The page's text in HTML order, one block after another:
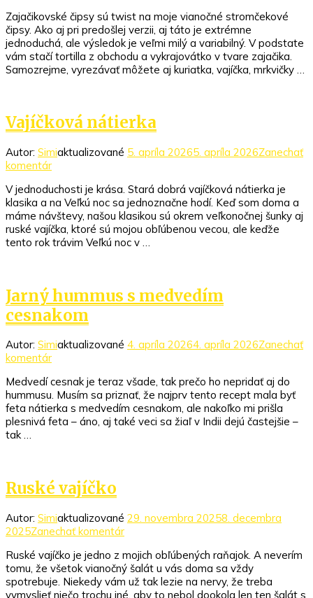
Zajačikovské
veľkonočné
čipsy
Zajačikovské čipsy sú twist na moje vianočné stromčekové
čipsy. Ako aj pri predošlej verzii, aj táto je extrémne
jednoduchá, ale výsledok je veľmi milý a variabilný. V podstate
vám stačí tortilla z obchodu a vykrajovátko v tvare zajačika.
Samozrejme, vyrezávať môžete aj kuriatka, vajíčka, mrkvičky …
Vajíčková nátierka
Autor: Simiaktualizované 5. apríla 20265. apríla 2026Zanechať
komentárk
Vajíčková
nátierka
V jednoduchosti je krása. Stará dobrá vajíčková nátierka je
klasika a na Veľkú noc sa jednoznačne hodí. Keď som doma a
máme návštevy, našou klasikou sú okrem veľkonočnej šunky aj
ruské vajíčka, ktoré sú mojou obľúbenou vecou, ale keďže
tento rok trávim Veľkú noc v …
Jarný hummus s medvedím
cesnakom
Autor: Simiaktualizované 4. apríla 20264. apríla 2026Zanechať
komentárk
Jarný
hummus
s
medvedím
Medvedí cesnak je teraz všade, tak prečo ho nepridať aj do
hummusu. Musím sa priznať, že najprv tento recept mala byť
feta nátierka s medvedím cesnakom, ale nakoľko mi prišla
plesnivá feta – áno, aj také veci sa žiaľ v Indii dejú častejšie –
tak …
Ruské vajíčko
Autor: Simiaktualizované 29. novembra 20258. decembra
2025Zanechať komentárk
Ruské
vajíčko
Ruské vajíčko je jedno z mojich obľúbených raňajok. A neverím
tomu, že všetok vianočný šalát u vás doma sa vždy
spotrebuje. Niekedy vám už tak lezie na nervy, že treba
vymyslieť niečo trochu iné, aby to nebol dookola len ten šalát s